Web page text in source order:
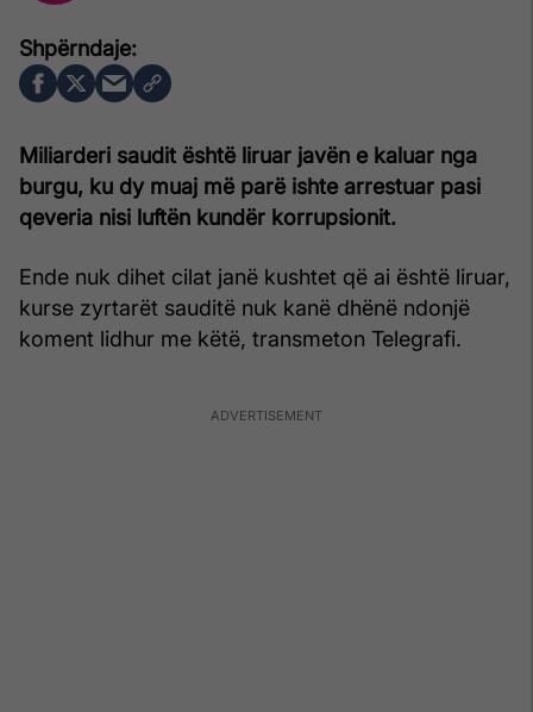
Miliarderi saudit është liruar javën e kaluar nga
burgu, ku dy muaj më parë ishte arrestuar pasi
qeveria nisi luftën kundër korrupsionit.
Ende nuk dihet cilat janë kushtet që ai është liruar,
kurse zyrtarët sauditë nuk kanë dhënë ndonjë
koment lidhur me këtë, transmeton Telegrafi.